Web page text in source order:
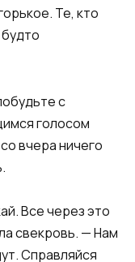
Те, кто
с
голосом
вчера ничего
Все через это
свекровь. — Нам
Справляйся